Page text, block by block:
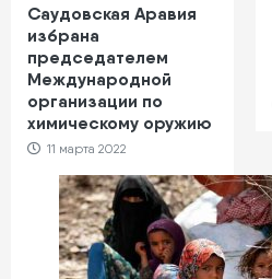
Саудовская Аравия
избрана
председателем
Международной
организации по
химическому оружию
11 марта 2022